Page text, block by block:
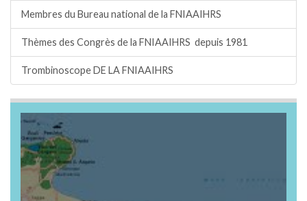
Membres du Bureau national de la FNIAAIHRS
Thèmes des Congrès de la FNIAAIHRS depuis 1981
Trombinoscope DE LA FNIAAIHRS